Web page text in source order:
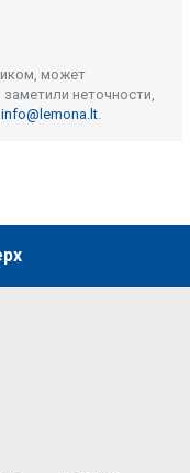
может
неточности,
info@lemona.lt.